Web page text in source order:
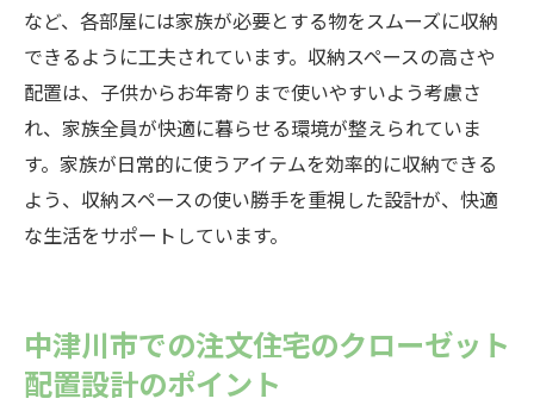
など、各部屋には家族が必要とする物をスムーズに収納
できるように工夫されています。収納スペースの高さや
配置は、子供からお年寄りまで使いやすいよう考慮さ
れ、家族全員が快適に暮らせる環境が整えられていま
す。家族が日常的に使うアイテムを効率的に収納できる
よう、収納スペースの使い勝手を重視した設計が、快適
な生活をサポートしています。
中津川市での注文住宅のクローゼット
配置設計のポイント